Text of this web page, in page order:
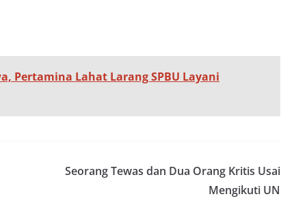
Pertamina Lahat Larang SPBU Layani
Seorang Tewas dan Dua Orang Kritis Usai
Mengikuti UN